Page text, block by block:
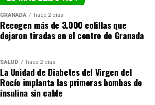
GRANADA hace 2 días
Recogen más de 3.000 colillas que
dejaron tiradas en el centro de Granada
SALUD hace 2 días
La Unidad de Diabetes del Virgen del
Rocío implanta las primeras bombas de
insulina sin cable